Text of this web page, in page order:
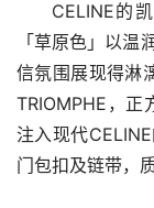
CELINE的
「草原色」以温
信氛围展现得淋
TRIOMPHE，正
注入现代
门包扣及链带，